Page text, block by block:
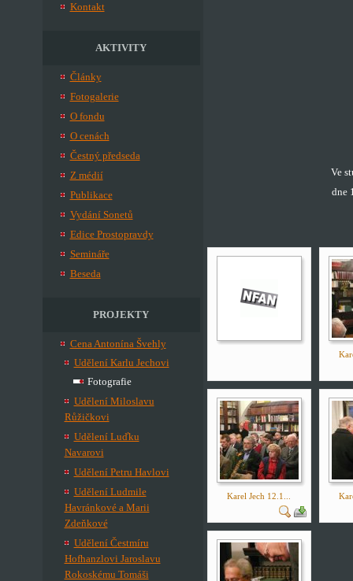
Kontakt
AKTIVITY
Články
Fotogalerie
O fondu
O cenách
Čestný předseda
Z médií
Publikace
Vydání Sonetů
Edice Prostopravdy
Semináře
Beseda
PROJEKTY
Cena Antonína Švehly
Udělení Karlu Jechovi
Fotografie
Udělení Miloslavu
Růžičkovi
Udělení Luďku
Navarovi
Udělení Petru Havlovi
Udělení Ludmile
Havránkové a Marii
Zdeňkové
Udělení Čestmíru
Hofhanzlovi Jaroslavu
Rokoskému Tomáši
Ve
dne
Karel Jech 12.1...